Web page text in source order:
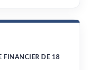
FINANCIER DE 18